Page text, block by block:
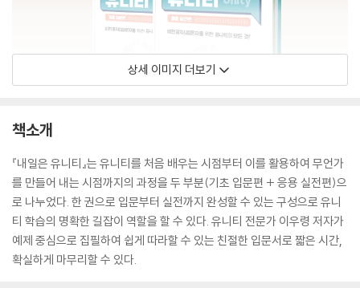
상세 이미지 더보기
책소개
『내일은 유니티』는 유니티를 처음 배우는 시점부터 이를 활용하여 무언가
를 만들어 내는 시점까지의 과정을 두 부분(기초 입문편 + 응용 실전편)으
로 나누었다. 한 권으로 입문부터 실전까지 완성할 수 있는 구성으로 유니
티 학습의 명확한 길잡이 역할을 할 수 있다. 유니티 전문가 이우령 저자가
예제 중심으로 집필하여 쉽게 따라할 수 있는 친절한 입문서로 짧은 시간,
확실하게 마무리할 수 있다.